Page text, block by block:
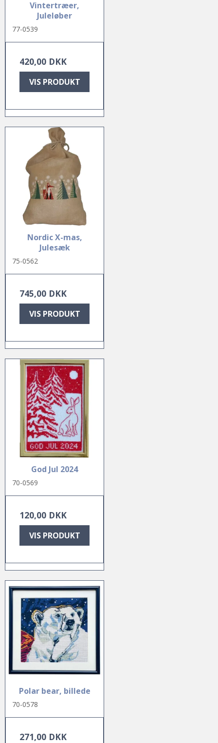
Vintertræer,
Juleløber
77-0539
420,00 DKK
VIS PRODUKT
Nordic X-mas,
Julesæk
75-0562
745,00 DKK
VIS PRODUKT
God Jul 2024
70-0569
120,00 DKK
VIS PRODUKT
Polar bear, billede
70-0578
271,00 DKK